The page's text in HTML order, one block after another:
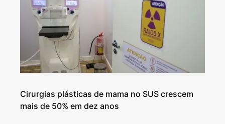
Cirurgias plásticas de mama no SUS crescem
mais de 50% em dez anos